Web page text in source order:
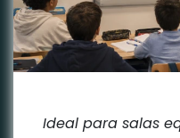
Ideal para salas